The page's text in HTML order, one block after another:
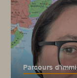
Parcours